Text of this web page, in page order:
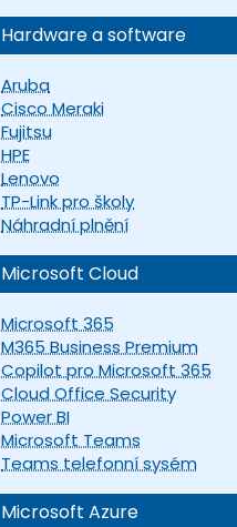
Hardware a software
Aruba
Cisco Meraki
Fujitsu
HPE
Lenovo
TP-Link pro školy
Náhradní plnění
Microsoft Cloud
Microsoft 365
M365 Business Premium
Copilot pro Microsoft 365
Cloud Office Security
Power BI
Microsoft Teams
Teams telefonní sysém
Microsoft Azure